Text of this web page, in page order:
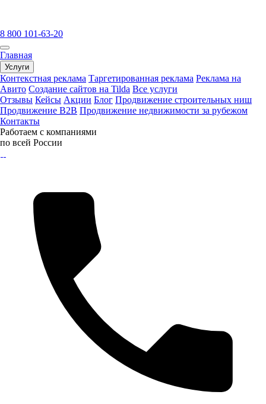
8 800 101-63-20
Главная
Услуги
Контекстная реклама Таргетированная реклама Реклама на
Авито Создание сайтов на Tilda Все услуги
Отзывы Кейсы Акции Блог Продвижение строительных ниш
Продвижение B2B Продвижение недвижимости за рубежом
Контакты
Работаем с компаниями
по всей России